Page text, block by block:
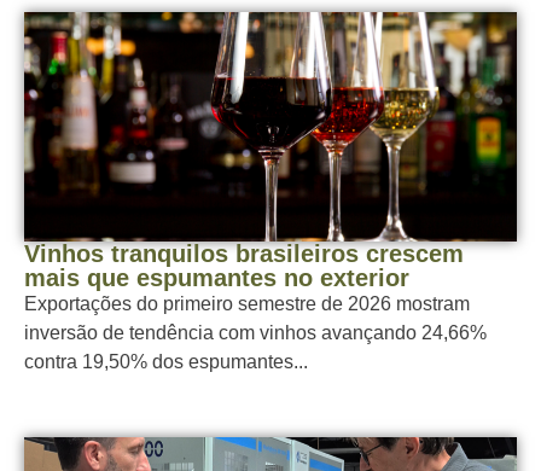
Vinhos tranquilos brasileiros crescem
mais que espumantes no exterior
Exportações do primeiro semestre de 2026 mostram
inversão de tendência com vinhos avançando 24,66%
contra 19,50% dos espumantes...